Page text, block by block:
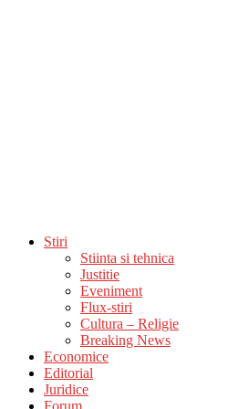
Stiri
Stiinta si tehnica
Justitie
Eveniment
Flux-stiri
Cultura – Religie
Breaking News
Economice
Editorial
Juridice
Forum